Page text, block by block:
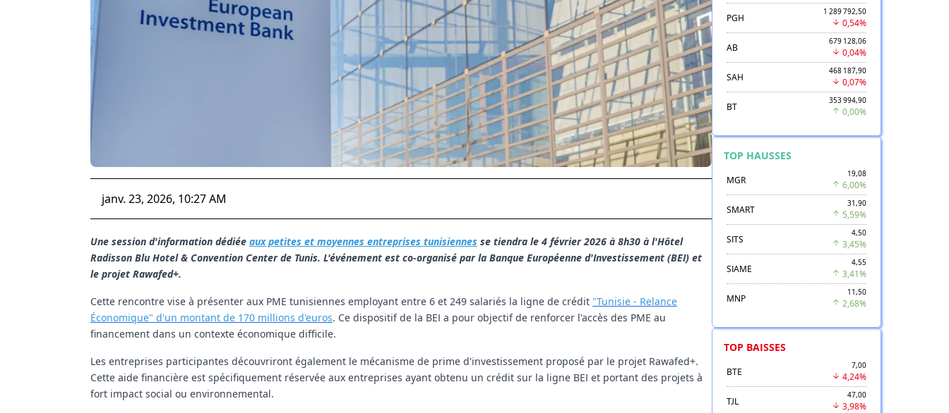
janv. 23, 2026, 10:27 AM
Une session d'information dédiée aux petites et moyennes entreprises tunisiennes se tiendra le 4 février 2026 à 8h30 à l'Hôtel
Radisson Blu Hotel & Convention Center de Tunis. L'événement est co-organisé par la Banque Européenne d'Investissement (BEI) et
le projet Rawafed+.
Cette rencontre vise à présenter aux PME tunisiennes employant entre 6 et 249 salariés la ligne de crédit "Tunisie - Relance
Économique" d'un montant de 170 millions d'euros. Ce dispositif de la BEI a pour objectif de renforcer l'accès des PME au
financement dans un contexte économique difficile.
Les entreprises participantes découvriront également le mécanisme de prime d'investissement proposé par le projet Rawafed+.
Cette aide financière est spécifiquement réservée aux entreprises ayant obtenu un crédit sur la ligne BEI et portant des projets à
fort impact social ou environnemental.
PGH
1 289 792,50
0,54%
AB
679 128,06
0,04%
SAH
468 187,90
0,07%
BT
353 994,90
0,00%
TOP HAUSSES
MGR
19,08
6,00%
SMART
31,90
5,59%
SITS
4,50
3,45%
SIAME
4,55
3,41%
MNP
11,50
2,68%
TOP BAISSES
BTE
7,00
4,24%
TJL
47,00
3,98%